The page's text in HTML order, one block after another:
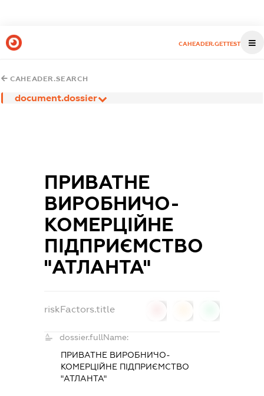
CAHEADER.GETTEST
CAHEADER.SEARCH
document.dossier
ПРИВАТНЕ
ВИРОБНИЧО-
КОМЕРЦІЙНЕ
ПІДПРИЄМСТВО
"АТЛАНТА"
riskFactors.title
dossier.fullName:
ПРИВАТНЕ ВИРОБНИЧО-
КОМЕРЦІЙНЕ ПІДПРИЄМСТВО
"АТЛАНТА"